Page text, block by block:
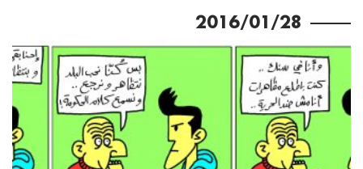
2016/01/28